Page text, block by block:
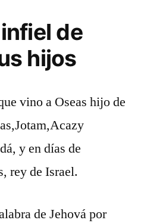
de
hijos
vino a Oseas hijo de
y en días de
rey de Israel.
de Jehová por